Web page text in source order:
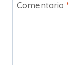
Comentario *